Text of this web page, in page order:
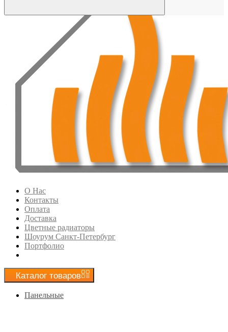
О Нас
Контакты
Оплата
Доставка
Цветные радиаторы
Шоурум Санкт-Петербург
Портфолио
Каталог товаров
Панельные